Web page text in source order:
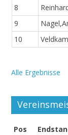
8
9
10
Alle Ergebnisse
Pos